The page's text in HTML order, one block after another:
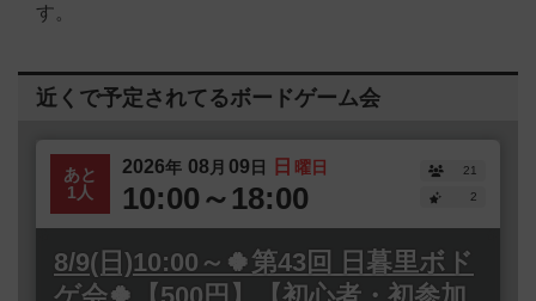
す。
近くで予定されてるボードゲーム会
あと
1人
2026年 08 月 09日 日 曜日
10:00～18:00
21
2
8/9(日)10:00～🍀第43回 日暮里ボド